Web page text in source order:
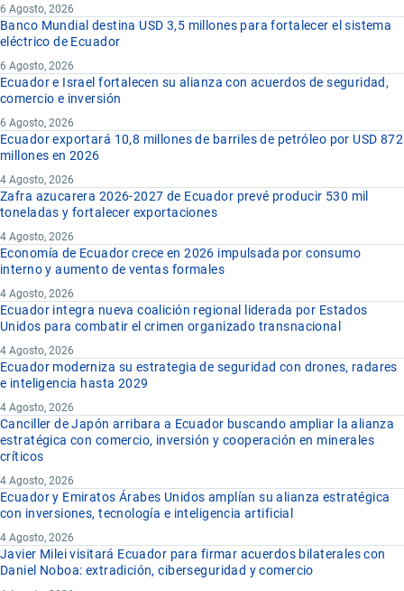
6 Agosto, 2026
Banco Mundial destina USD 3,5 millones para fortalecer el sistema
eléctrico de Ecuador
6 Agosto, 2026
Ecuador e Israel fortalecen su alianza con acuerdos de seguridad,
comercio e inversión
6 Agosto, 2026
Ecuador exportará 10,8 millones de barriles de petróleo por USD 872
millones en 2026
4 Agosto, 2026
Zafra azucarera 2026-2027 de Ecuador prevé producir 530 mil
toneladas y fortalecer exportaciones
4 Agosto, 2026
Economía de Ecuador crece en 2026 impulsada por consumo
interno y aumento de ventas formales
4 Agosto, 2026
Ecuador integra nueva coalición regional liderada por Estados
Unidos para combatir el crimen organizado transnacional
4 Agosto, 2026
Ecuador moderniza su estrategia de seguridad con drones, radares
e inteligencia hasta 2029
4 Agosto, 2026
Canciller de Japón arribara a Ecuador buscando ampliar la alianza
estratégica con comercio, inversión y cooperación en minerales
críticos
4 Agosto, 2026
Ecuador y Emiratos Árabes Unidos amplían su alianza estratégica
con inversiones, tecnología e inteligencia artificial
4 Agosto, 2026
Javier Milei visitará Ecuador para firmar acuerdos bilaterales con
Daniel Noboa: extradición, ciberseguridad y comercio